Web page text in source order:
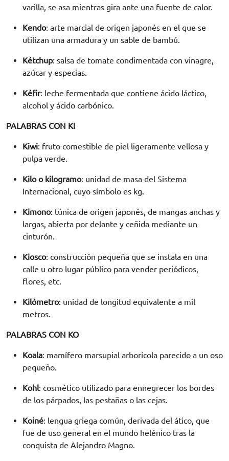
varilla, se asa mientras gira ante una fuente de calor.
Kendo: arte marcial de origen japonés en el que se
utilizan una armadura y un sable de bambú.
Kétchup: salsa de tomate condimentada con vinagre,
azúcar y especias.
Kéfir: leche fermentada que contiene ácido láctico,
alcohol y ácido carbónico.
PALABRAS CON KI
Kiwi: fruto comestible de piel ligeramente vellosa y
pulpa verde.
Kilo o kilogramo: unidad de masa del Sistema
Internacional, cuyo símbolo es kg.
Kimono: túnica de origen japonés, de mangas anchas y
largas, abierta por delante y ceñida mediante un
cinturón.
Kiosco: construcción pequeña que se instala en una
calle u otro lugar público para vender periódicos,
flores, etc.
Kilómetro: unidad de longitud equivalente a mil
metros.
PALABRAS CON KO
Koala: mamífero marsupial arborícola parecido a un oso
pequeño.
Kohl: cosmético utilizado para ennegrecer los bordes
de los párpados, las pestañas o las cejas.
Koiné: lengua griega común, derivada del ático, que
fue de uso general en el mundo helénico tras la
conquista de Alejandro Magno.